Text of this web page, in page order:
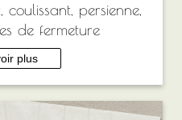
persienne,
de fermeture
plus